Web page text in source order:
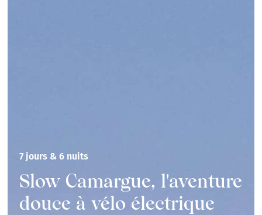
7 jours & 6 nuits
Slow Camargue, l'aventure
douce à vélo électrique